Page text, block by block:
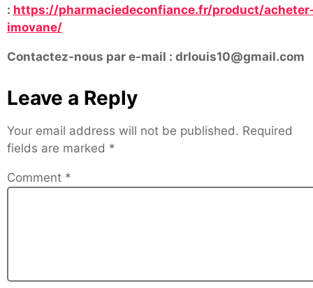
: https://pharmaciedeconfiance.fr/product/
imovane/
Contactez-nous par e-mail : drlouis10@gmail.com
Leave a Reply
Your email address will not be published. Required
fields are marked *
Comment *